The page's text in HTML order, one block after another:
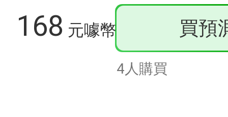
168 元噱幣 買預
4人購買